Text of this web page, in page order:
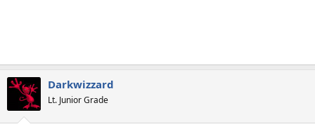
Darkwizzard
Lt. Junior Grade